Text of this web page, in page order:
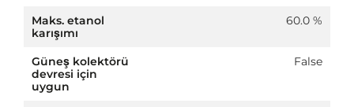
Maks. etanol
karışımı
60.0 %
Güneş kolektörü
devresi için
uygun
False